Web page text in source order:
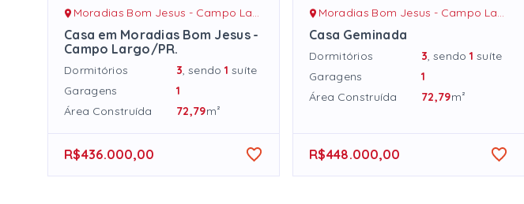
Moradias Bom Jesus - Campo Largo/PR
Casa em Moradias Bom Jesus -
Campo Largo/PR.
Dormitórios 3, sendo1 suíte
Garagens
1
Área Construída
72,79m²
R$436.000,00
Moradias Bom Jesus - Campo Largo/PR
Casa Geminada
Dormitórios 3, sendo1 suíte
Garagens
1
Área Construída
72,79m²
R$448.000,00